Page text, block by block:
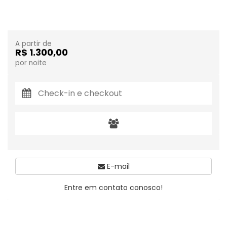
A partir de
R$ 1.300,00
por noite
E-mail
Entre em contato conosco!